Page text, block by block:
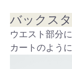
バックス
ウエスト部分
カートのよう